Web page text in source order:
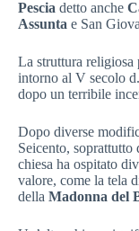
Pescia detto anche
Assunta e San
La struttura religiosa
intorno al V secolo
dopo un terribile
Dopo diverse
Seicento,
chiesa ha ospitato
valore, come la tela
della Madonna del